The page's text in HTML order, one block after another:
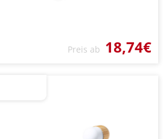
Preis ab 18,74€